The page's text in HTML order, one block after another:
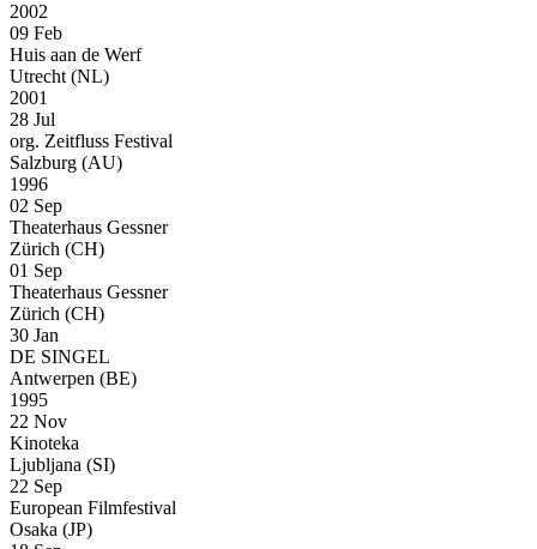
2002
09 Feb
Huis aan de Werf
Utrecht (NL)
2001
28 Jul
org. Zeitfluss Festival
Salzburg (AU)
1996
02 Sep
Theaterhaus Gessner
Zürich (CH)
01 Sep
Theaterhaus Gessner
Zürich (CH)
30 Jan
DE SINGEL
Antwerpen (BE)
1995
22 Nov
Kinoteka
Ljubljana (SI)
22 Sep
European Filmfestival
Osaka (JP)